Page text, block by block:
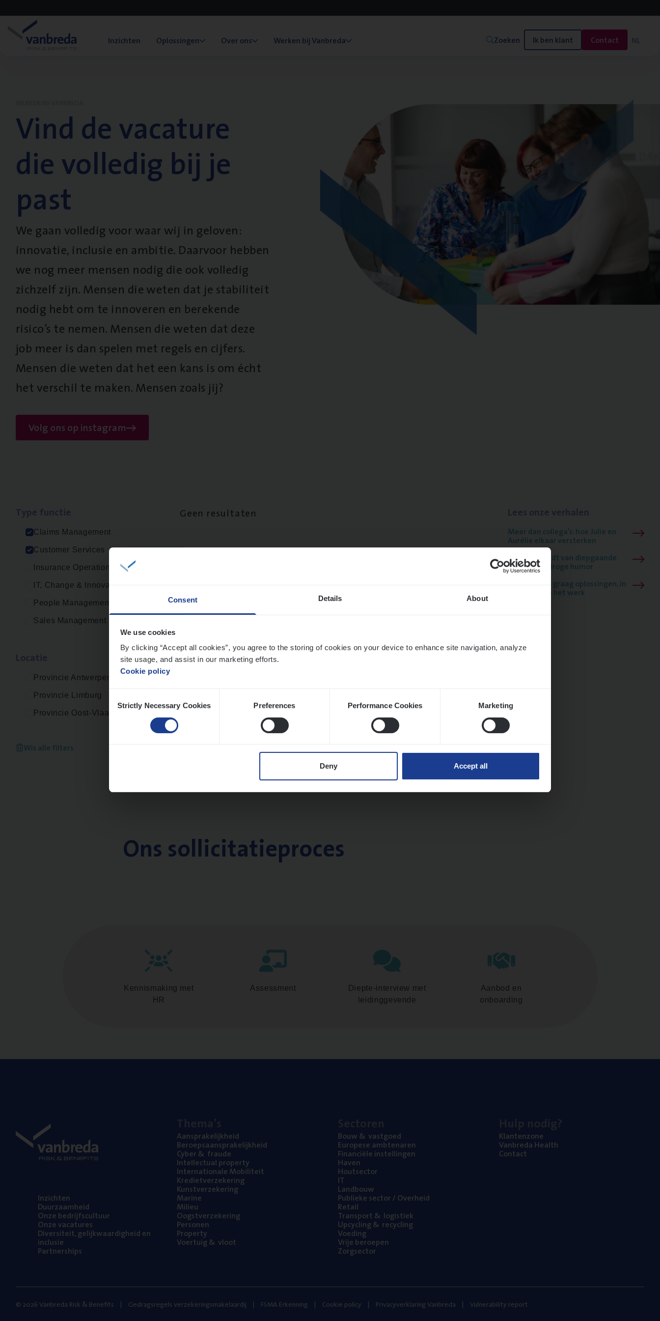
Consent Details About
We use cookies
By clicking “Accept all cookies”, you agree to the storing of cookies on your device to enhance site navigation, analyze
site usage, and assist in our marketing efforts.
Cookie policy
Selection
Strictly Necessary Cookies Preferences Performance Cookies Marketing
Deny Accept all
Inzichten Oplossingen Over ons Werken bij Vanbreda Zoeken Ik ben klant Contact NL
Vind de vacature
die volledig bij je
past
We gaan volledig voor waar wij in geloven:
innovatie, inclusie en ambitie. Daarvoor hebben
we nog meer mensen nodig die ook volledig
zichzelf zijn. Mensen die weten dat je stabiliteit
nodig hebt om te innoveren en berekende
risico’s te nemen. Mensen die weten dat deze
job meer is dan spelen met regels en cijfers.
Mensen die weten dat het een kans is om écht
het verschil te maken. Mensen zoals jij?
Volg ons op instagram
Claims Management
Customer Services
Insurance Operations
IT, Change & Innovation
People Management
Sales Management
Provincie Antwerpen
Provincie Limburg
Provincie Oost-Vlaanderen
Wis alle filters
Geen resultaten
Meer dan collega’s: hoe Julie en
Aurélie elkaar versterken
Mathias houdt van diepgaande
dossiers én droge humor
Thalia zoekt graag oplossingen, in
games én op het werk
Ons sollicitatieproces
Kennismaking met
HR
Assessment
Diepte-interview met
leidinggevende
Aanbod en
onboarding
Inzich­ten
Duur­zaam­heid
Onze bedrijfs­cul­tuur
Onze vaca­tu­res
Diver­si­teit, gelijk­waar­dig­heid en
inclusie
Part­ner­ships
Aan­spra­ke­lijk­heid
Beroeps­aan­spra­ke­lijk­heid
Cyber& fraude
Intel­lec­tu­al property
Inter­na­ti­o­na­le Mobiliteit
Kre­diet­ver­ze­ke­ring
Kunst­ver­ze­ke­ring
Mari­ne
Mili­eu
Oogst­ver­ze­ke­ring
Per­so­nen
Pro­per­ty
Voer­tuig& vloot
Bouw& vastgoed
Euro­pe­se ambtenaren
Finan­ci­ë­le instellingen
Haven
Hout­sec­tor
IT
Land­bouw
Publie­ke sec­tor / Overheid
Retail
Trans­port& logistiek
Upcy­cling& recycling
Voe­ding
Vrije beroe­pen
Zorg­sec­tor
Klan­ten­zo­ne
Van­b­re­da Health
Con­tact
© 2026 Vanbreda Risk & Benefits Gedragsregels verzekeringsmakelaardij FSMA Erkenning Cookie policy Privacyverklaring Vanbreda Vulnerability report